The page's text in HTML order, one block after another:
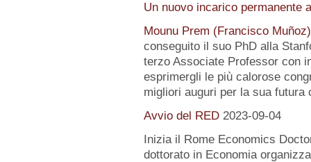
Un nuovo incarico permanente
Mounu Prem (Francisco Muñoz)
conseguito il suo PhD alla
terzo Associate Professor con
esprimergli le più calorose
migliori auguri per la sua futura
Avvio del RED 2023-09-04
Inizia il Rome Economics
dottorato in Economia